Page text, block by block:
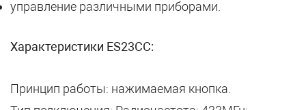
управление различными приборами.
Характеристики ES23CC:
Принцип работы: нажимаемая кнопка.